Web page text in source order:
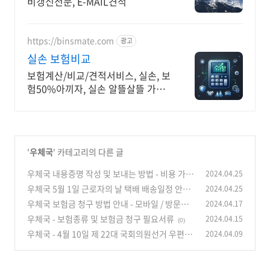
https://binsmate.com 광고
실손 보험비교
보험계산/비교/견적서비스, 실손, 보
험50%아끼자, 실손 알뜰살뜰 가성
'우체국' 카테고리의 다른 글
우체국 내용증명 작성 및 보내는 방법 - 비용 가격
유의사항 (0)
2024.04.25
우체국 5월 1일 근로자의 날 택배 배송일정 안내
- 신선식품 배달지연
(0)
2024.04.25
우체국 보험금 청구 방법 안내 - 모바일 / 방문신
청
(0)
2024.04.17
우체국 - 보험종류 및 보험금 청구 필요서류 (0) 2024.04.15
우체국 - 4월 10일 제 22대 국회의원선거 우편물
2024.04.09